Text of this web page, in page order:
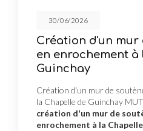
30/06/2026
Création d'un mur
en enrochement
Guinchay
Création d'un mur de
la Chapelle de Guinchay
création d'un mur de
enrochement à la